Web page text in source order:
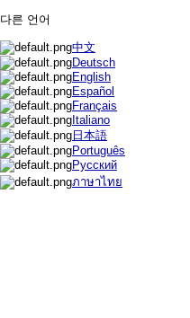
다른 언어
中文
Deutsch
English
Español
Français
Italiano
日本語
Português
Русский
ภาษาไทย